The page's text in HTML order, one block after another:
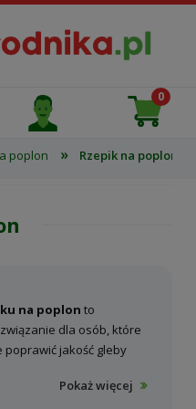
poplon » Rzepik na poplon
na poplon to
dla osób, które
poprawić jakość gleby
Rzepik - to
Pokaż więcej